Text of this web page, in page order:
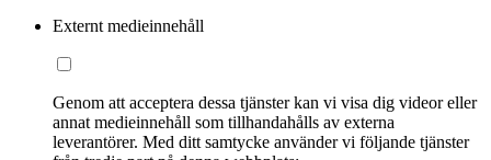
Externt medieinnehåll
Genom att acceptera dessa tjänster kan vi visa dig videor eller
annat medieinnehåll som tillhandahålls av externa
leverantörer. Med ditt samtycke använder vi följande tjänster